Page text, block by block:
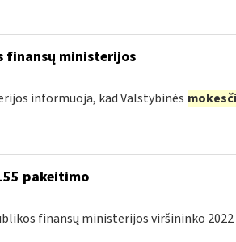
finansų ministerijos
informuoja, kad Valstybinės
pakeitimo
finansų ministerijos viršininko 2022